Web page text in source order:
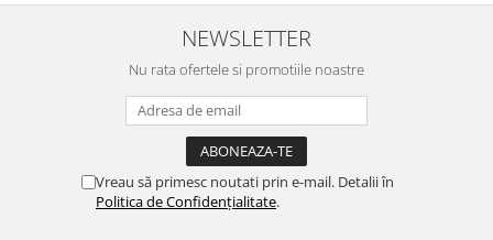
NEWSLETTER
Nu rata ofertele si promotiile noastre
Vreau să primesc noutati prin e-mail. Detalii în
Politica de Confidențialitate.